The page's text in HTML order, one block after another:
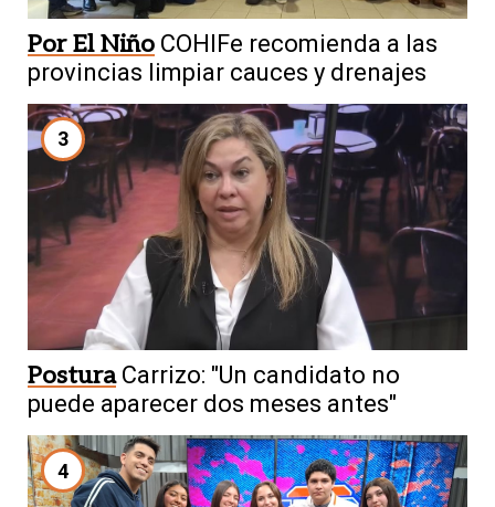
Por El Niño COHIFe recomienda a las
provincias limpiar cauces y drenajes
3
Postura Carrizo: "Un candidato no
puede aparecer dos meses antes"
4